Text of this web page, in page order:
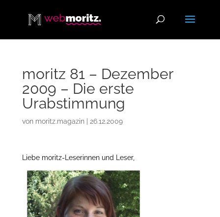
moritz 81 – Dezember
2009 – Die erste
Urabstimmung
von moritz.magazin| 26.12.2009
Liebe moritz-Leserinnen und Leser,